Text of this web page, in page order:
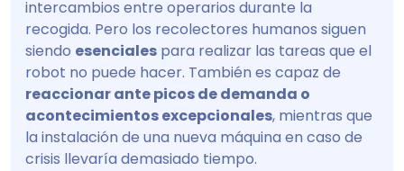
intercambios entre operarios durante la
recogida. Pero los recolectores humanos siguen
siendo esenciales para realizar las tareas que el
robot no puede hacer. También es capaz de
reaccionar ante picos de demanda o
acontecimientos excepcionales, mientras que
la instalación de una nueva máquina en caso de
crisis llevaría demasiado tiempo.